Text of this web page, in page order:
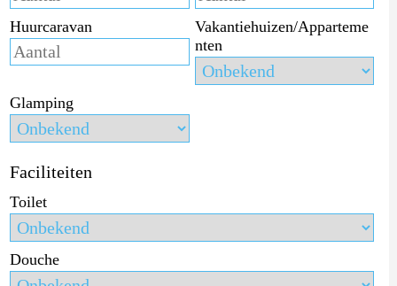
Huurcaravan
Vakantiehuizen/Apparteme
nten
Glamping
Faciliteiten
Toilet
Douche